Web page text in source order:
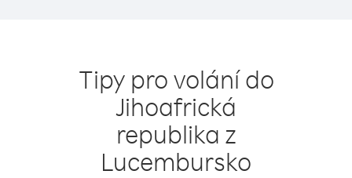
Tipy pro volání do
Jihoafrická
republika z
Lucembursko